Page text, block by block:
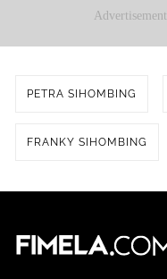
PETRA SIHOMBING
FRANKY SIHOMBING